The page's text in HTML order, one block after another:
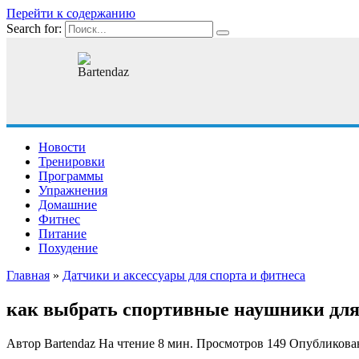
Перейти к содержанию
Search for:
Новости
Тренировки
Программы
Упражнения
Домашние
Фитнес
Питание
Похудение
Главная » Датчики и аксессуары для спорта и фитнеса
как выбрать спортивные наушники
Автор Bartendaz На чтение 8 мин. Просмотров 149